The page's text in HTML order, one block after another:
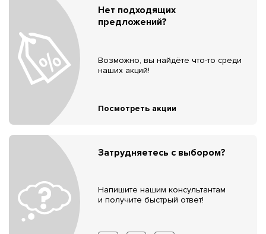
Нет подходящих
предложений?
Возможно, вы найдёте что-то среди
наших акций!
Посмотреть акции
Затрудняетесь с выбором?
Напишите нашим консультантам
и получите быстрый ответ!